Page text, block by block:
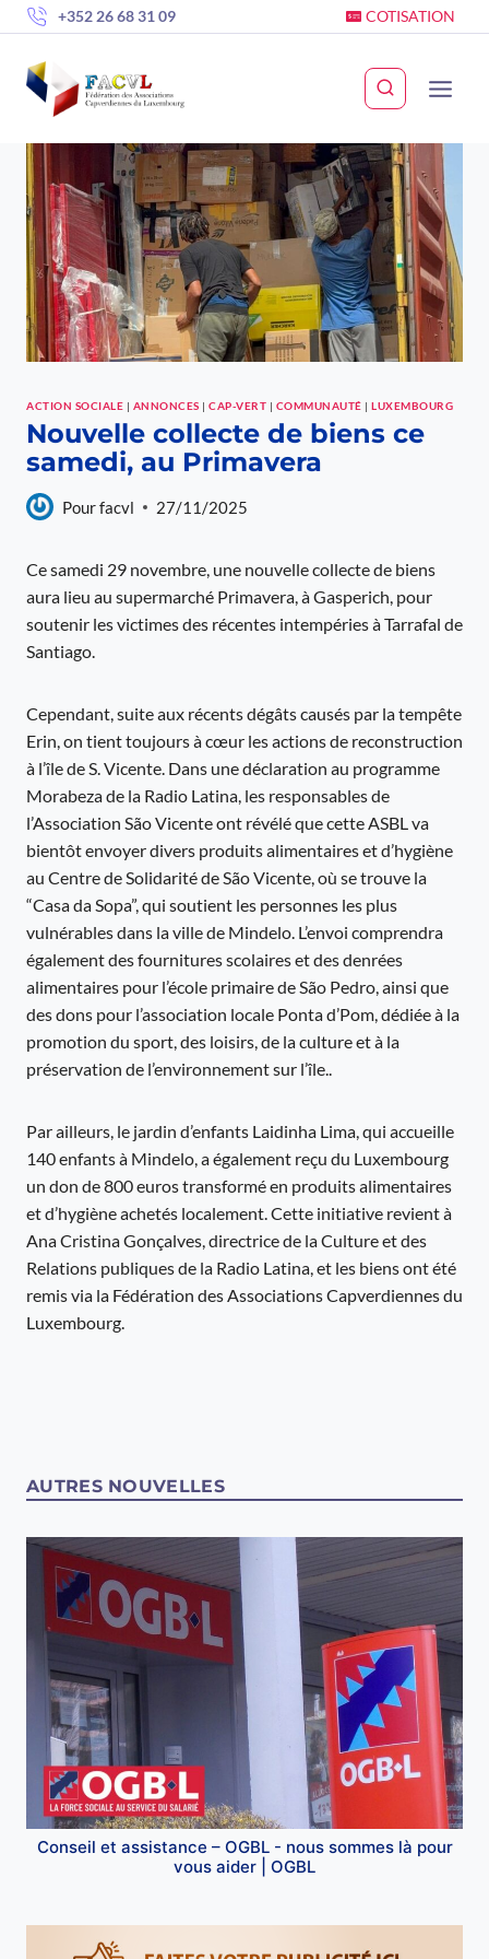
Skip
to
content
+352 26 68 31 09 COTISATION
ACTION SOCIALE | ANNONCES | CAP-VERT | COMMUNAUTÉ | LUXEMBOURG
Nouvelle collecte de biens ce
samedi, au Primavera
Pourfacvl 27/11/2025
Ce samedi 29 novembre, une nouvelle collecte de biens
aura lieu au supermarché Primavera, à Gasperich, pour
soutenir les victimes des récentes intempéries à Tarrafal de
Santiago.
Cependant, suite aux récents dégâts causés par la tempête
Erin, on tient toujours à cœur les actions de reconstruction
à l’île de S. Vicente. Dans une déclaration au programme
Morabeza de la Radio Latina, les responsables de
l’Association São Vicente ont révélé que cette ASBL va
bientôt envoyer divers produits alimentaires et d’hygiène
au Centre de Solidarité de São Vicente, où se trouve la
“Casa da Sopa”, qui soutient les personnes les plus
vulnérables dans la ville de Mindelo. L’envoi comprendra
également des fournitures scolaires et des denrées
alimentaires pour l’école primaire de São Pedro, ainsi que
des dons pour l’association locale Ponta d’Pom, dédiée à la
promotion du sport, des loisirs, de la culture et à la
préservation de l’environnement sur l’île..
Par ailleurs, le jardin d’enfants Laidinha Lima, qui accueille
140 enfants à Mindelo, a également reçu du Luxembourg
un don de 800 euros transformé en produits alimentaires
et d’hygiène achetés localement. Cette initiative revient à
Ana Cristina Gonçalves, directrice de la Culture et des
Relations publiques de la Radio Latina, et les biens ont été
remis via la Fédération des Associations Capverdiennes du
Luxembourg.
AUTRES NOUVELLES
Conseil et assistance – OGBL - nous sommes là pour
vous aider | OGBL